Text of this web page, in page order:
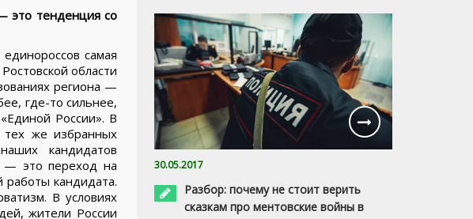
это тенденция со
самая
области
региона —
где-то сильнее,
России». В
тех же избранных
кандидатов
— это переход на
кандидата.
В условиях
жители России
30.05.2017
Разбор: почему не стоит верить
сказкам про ментовские войны в